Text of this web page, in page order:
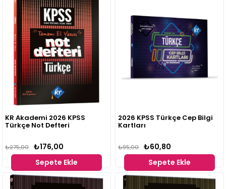
KR Akademi 2026 KPSS
Türkçe Not Defteri
₺176,00
₺275,00
Sepete Ekle
2026 KPSS Türkçe Cep Bilgi
Kartları
₺60,80
₺95,00
Sepete Ekle